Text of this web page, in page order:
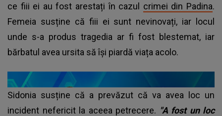
ce fiii ei au fost arestați în cazul crimei din Padina.
Femeia susține că fiii ei sunt nevinovați, iar locul
unde s-a produs tragedia ar fi fost blestemat, iar
bărbatul avea ursita să își piardă viața acolo.
Sidonia susține că a prevăzut că va avea loc un
incident nefericit la aceea petrecere. "A fost un loc